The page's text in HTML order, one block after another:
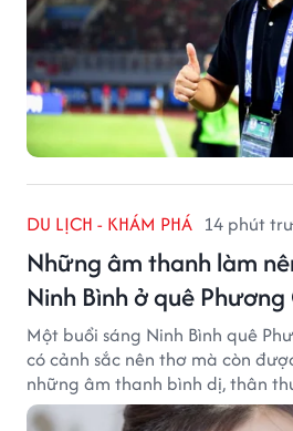
DU LỊCH - KHÁM PHÁ 14 phút
Những âm thanh làm
Ninh Bình ở quê
Một buổi sáng Ninh Bình quê
có cảnh sắc nên thơ mà còn
những âm thanh bình dị, thân